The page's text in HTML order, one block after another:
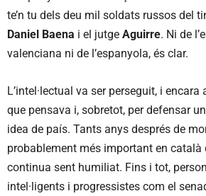
te’n tu dels deu mil soldats russos del
Daniel Baena i el jutge Aguirre. Ni de
valenciana ni de l’espanyola, és clar.
L’intel·lectual va ser perseguit, i encara
que pensava i, sobretot, per defensar
idea de país. Tants anys després de
probablement més important en català
continua sent humiliat. Fins i tot,
intel·ligents i progressistes com el